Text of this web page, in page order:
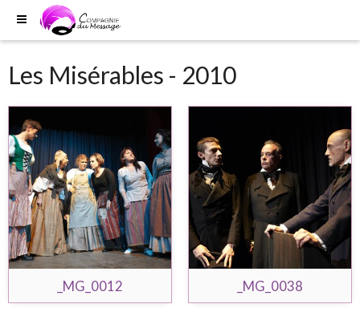
Les Misérables - 2010
_MG_0012 _MG_0038